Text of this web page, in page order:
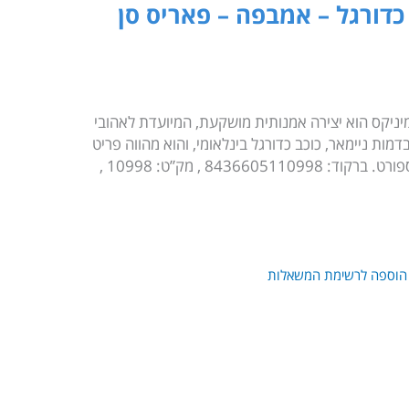
פסלון אספנות MINIX כדורגל – אמבפה – פאריס סן
הוא יצירה אמנותית מושקעת, המיועדת לאהובי
ניימאר, כוכב כדורגל בינלאומי, והוא מהווה פריט
איכותי ומרהיב שיוסיף אופי לכל אוהב ספורט. ברקוד: 8436605110998 , מק”ט: 10998 ,
הוספה לרשימת המשאלות